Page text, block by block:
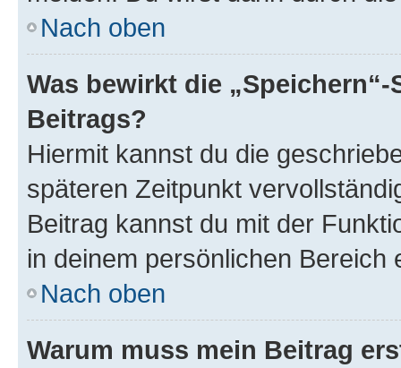
Nach oben
Was bewirkt die
Beitrags?
Hiermit kannst du die
späteren Zeitpunkt
Beitrag kannst du mit der
in deinem persönlichen Bereich
Nach oben
Warum muss mein Beitrag